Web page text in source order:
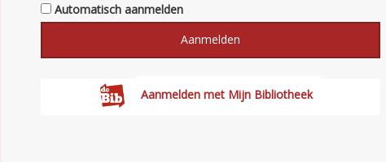
Automatisch aanmelden